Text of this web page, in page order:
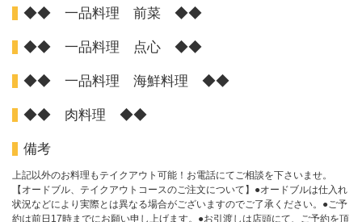
◆◆ 一品料理 前菜 ◆◆
◆◆ 一品料理 点心 ◆◆
◆◆ 一品料理 海鮮料理 ◆◆
◆◆ 肉料理 ◆◆
備考
上記以外のお料理もテイクアウト可能！お電話にてご相談を下さいませ。
【オードブル、テイクアウトコースのご注文について】●オードブルは仕入れ
状況などにより実際とは異なる場合がございますのでご了承ください。●ご予
約は前日17時までにお願い申し上げます。●お引渡しは店頭にて、ご予約を頂
この店舗情報をシェアする